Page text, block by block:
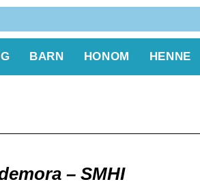
BARN HONOM HENNE
– SMHI